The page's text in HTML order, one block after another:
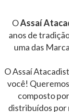
OAssaí
anos de
uma das
O Assaí
você!
composto
distribuídos por